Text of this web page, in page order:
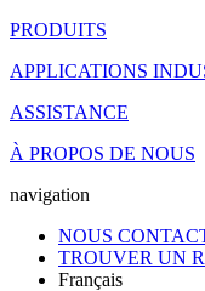
PRODUITS
APPLICATIONS
ASSISTANCE
À PROPOS DE NOUS
navigation
NOUS
TROUVER UN
Français